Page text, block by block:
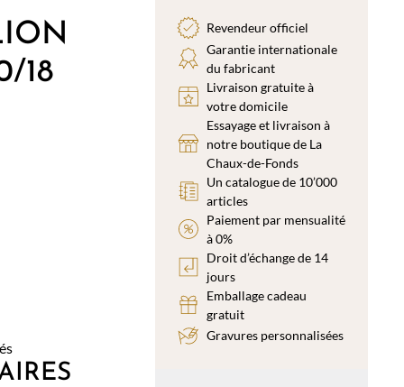
18
Revendeur officiel
Garantie internationale
du fabricant
Livraison gratuite à
votre domicile
Essayage et livraison à
notre boutique de La
Chaux-de-Fonds
Un catalogue de 10’000
articles
Paiement par mensualité
à 0%
Droit d’échange de 14
jours
Emballage cadeau
gratuit
Gravures personnalisées